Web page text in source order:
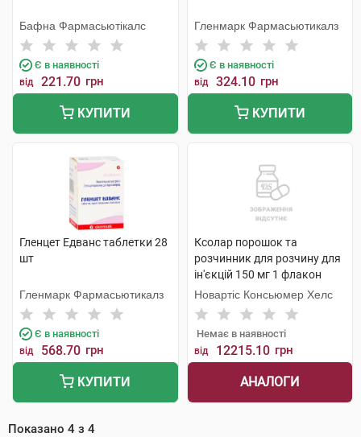
Бафна Фармасьютікалс
Є в наявності
від 221.70 грн
КУПИТИ
Гленмарк Фармасьютикалз
Є в наявності
від 324.10 грн
КУПИТИ
Гленцет Едванс таблетки 28
шт
Гленмарк Фармасьютикалз
Є в наявності
від 568.70 грн
КУПИТИ
Ксолар порошок та
розчинник для розчину для
ін'єкцій 150 мг 1 флакон
Новартіс Консьюмер Хелс
Немає в наявності
від 12215.10 грн
АНАЛОГИ
Показано 4 з 4